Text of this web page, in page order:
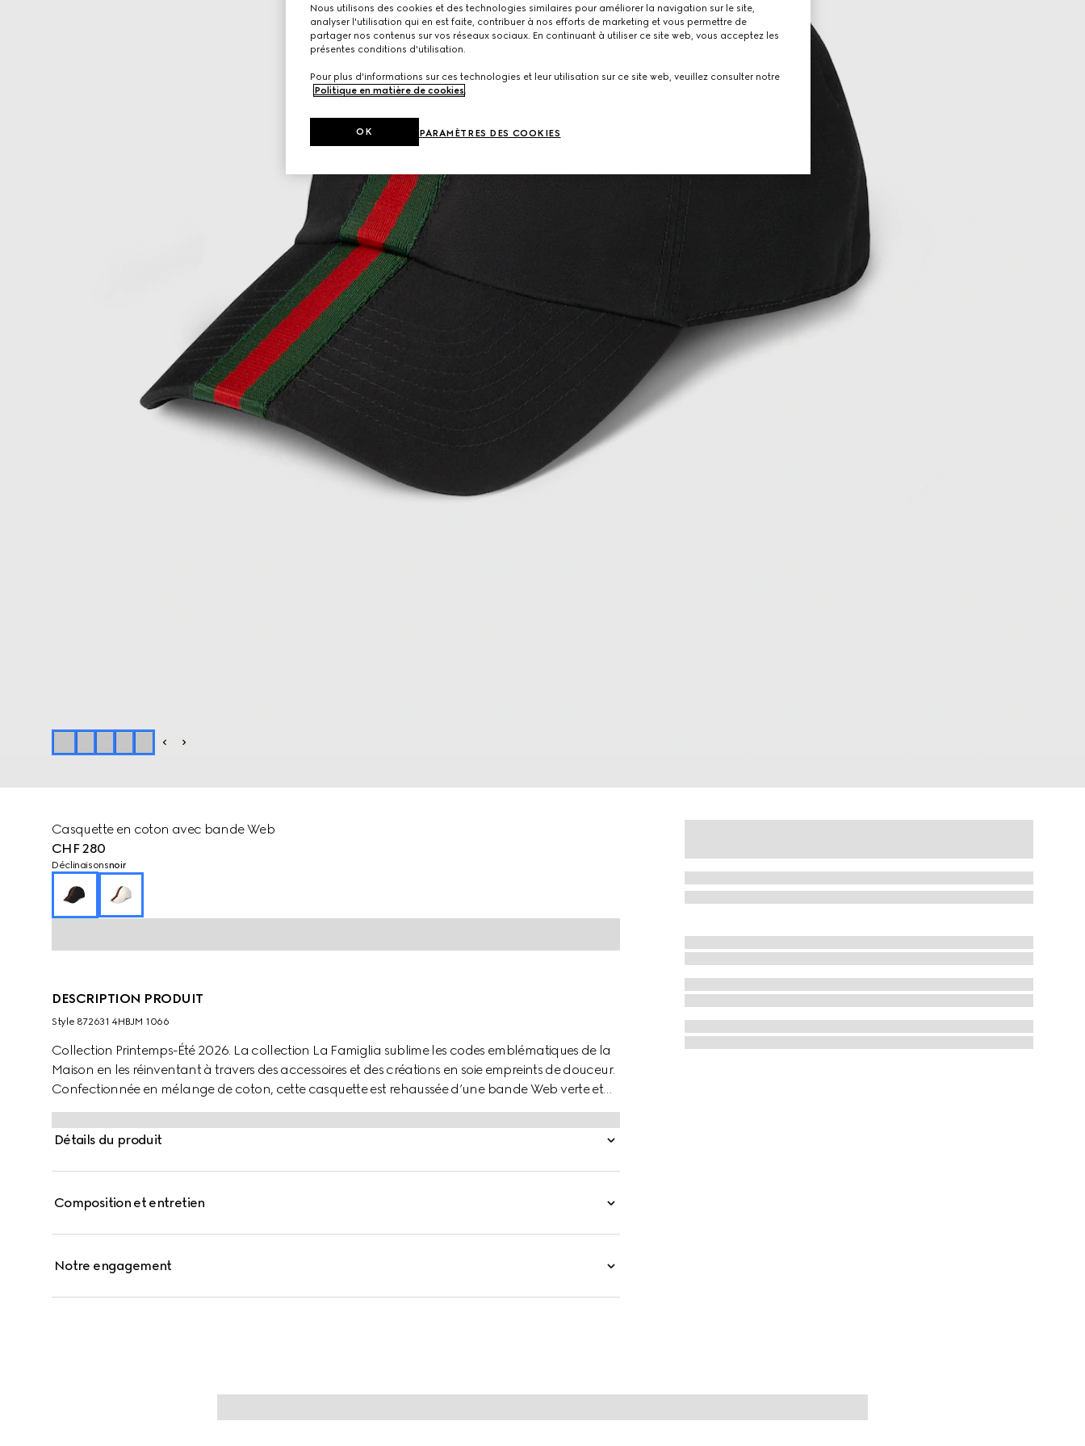
Casquette en coton avec bande Web
CHF 280
Déclinaisonsnoir
DESCRIPTION PRODUIT
Style ‎872631 4HBJM 1066
Collection Printemps-Été 2026. La collection La Famiglia sublime les codes emblématiques de la
Maison en les réinventant à travers des accessoires et des créations en soie empreints de douceur.
Confectionnée en mélange de coton, cette casquette est rehaussée d’une bande Web verte et
rouge.
Détails du produit
Composition et entretien
Notre engagement
Nous utilisons des cookies et des technologies similaires pour améliorer la navigation sur le site,
analyser l'utilisation qui en est faite, contribuer à nos efforts de marketing et vous permettre de
partager nos contenus sur vos réseaux sociaux. En continuant à utiliser ce site web, vous acceptez les
présentes conditions d'utilisation.
Pour plus d'informations sur ces technologies et leur utilisation sur ce site web, veuillez consulter notre
Politique en matière de cookies
PARAMÈTRES DES COOKIES
OK